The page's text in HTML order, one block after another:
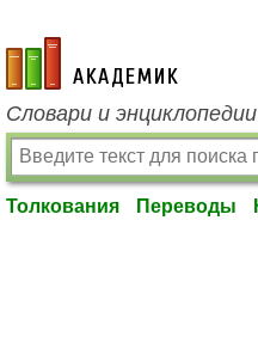
academic.ru
Словари и
Толкования Переводы